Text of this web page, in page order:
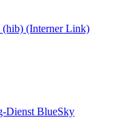
(hib) (Interner Link)
Dienst BlueSky